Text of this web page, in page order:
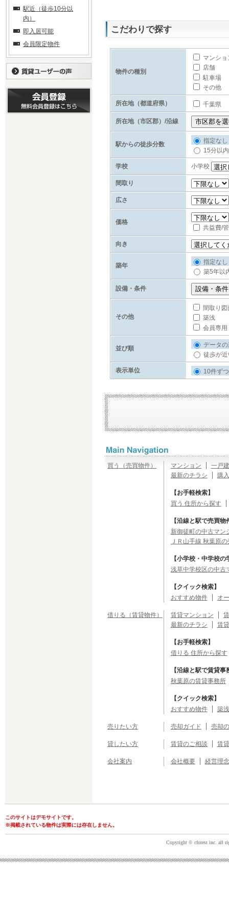
こだわりで探す
物件の種別
マンショ
店舗
駐車場
その他
所在地（都道府県） 千葉県
所在地（市区郡）/沿線
駅からの徒歩分数
指定なし
15分以内
学校 小学校
間取り
広さ
価格
共益費/
向き
築年
指定なし
築5年以
設備・条件
その他
間取り
築浅
会員専用
並び順
データ
徒歩が
表示単位 10件ずつ
買う（売買物件） マンション
一戸
最新のチラシ
購
【お手軽検索】
買う 住所から探す
【沿線と駅で売買物
新御徒町の中古マン
ＪＲ山手線 秋葉原
【小学校・中学校
浅草中学校区の中古
【クイック検索】
おすすめ物件
オ
借りる（賃貸物件） 賃貸マンション
最新のチラシ
賃
【お手軽検索】
借りる 住所から探す
【沿線と駅で賃貸
秋葉原の賃貸事務所
【クイック検索】
おすすめ物件
築
売りたい方 売却ガイド 売却
貸したい方 賃貸のご相談 賃
会社案内 会社概要 経営理念
駅近（徒歩10分以
内）
即入居可能
会員限定物件
このサイトはデモサイトです。
※掲載されている物件は実際には存在しません。
Copyright © cforest inc. all